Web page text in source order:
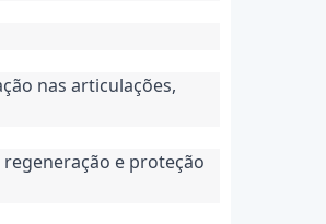
nas articulações,
e proteção